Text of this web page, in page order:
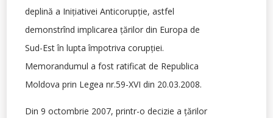
deplină a Iniţiativei Anticorupţie, astfel
demonstrînd implicarea ţărilor din Europa de
Sud-Est în lupta împotriva corupţiei.
Memorandumul a fost ratificat de Republica
Moldova prin Legea nr.59-XVI din 20.03.2008.
Din 9 octombrie 2007, printr-o decizie a ţărilor